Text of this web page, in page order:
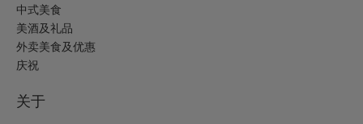
中式美食
美酒及礼品
外卖美食及优惠
庆祝
关于